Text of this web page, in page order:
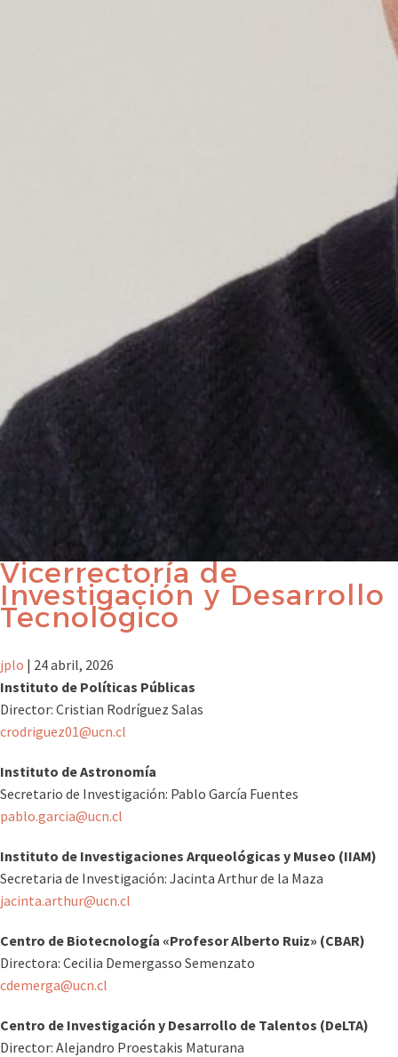
Vicerrectoría de
Investigación y Desarrollo
Tecnológico
jplo | 24 abril, 2026
Instituto de Políticas Públicas
Director: Cristian Rodríguez Salas
crodriguez01@ucn.cl
Instituto de Astronomía
Secretario de Investigación: Pablo García Fuentes
pablo.garcia@ucn.cl
Instituto de Investigaciones Arqueológicas y Museo (IIAM)
Secretaria de Investigación: Jacinta Arthur de la Maza
jacinta.arthur@ucn.cl
Centro de Biotecnología «Profesor Alberto Ruiz» (CBAR)
Directora: Cecilia Demergasso Semenzato
cdemerga@ucn.cl
Centro de Investigación y Desarrollo de Talentos (DeLTA)
Director: Alejandro Proestakis Maturana